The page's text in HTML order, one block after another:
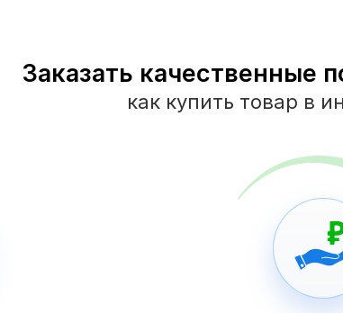
Заказать качественные
как купить товар в